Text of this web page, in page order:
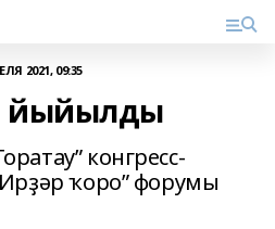
2021, 09:35
йыйылды
конгресс-
ҡоро” форумы